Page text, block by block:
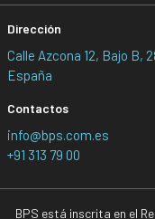
Dirección
Calle Azcona 12, Bajo B,
España
Contactos
info@bps.com.es
+91 313 79 00
BPS está inscrita en el